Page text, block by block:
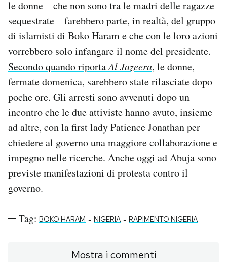
le donne – che non sono tra le madri delle ragazze
sequestrate – farebbero parte, in realtà, del gruppo
di islamisti di Boko Haram e che con le loro azioni
vorrebbero solo infangare il nome del presidente.
Secondo quando riportaAl Jazeera, le donne,
fermate domenica, sarebbero state rilasciate dopo
poche ore. Gli arresti sono avvenuti dopo un
incontro che le due attiviste hanno avuto, insieme
ad altre, con la first lady Patience Jonathan per
chiedere al governo una maggiore collaborazione e
impegno nelle ricerche. Anche oggi ad Abuja sono
previste manifestazioni di protesta contro il
governo.
Tag: BOKO HARAM - NIGERIA - RAPIMENTO NIGERIA
Mostra i commenti